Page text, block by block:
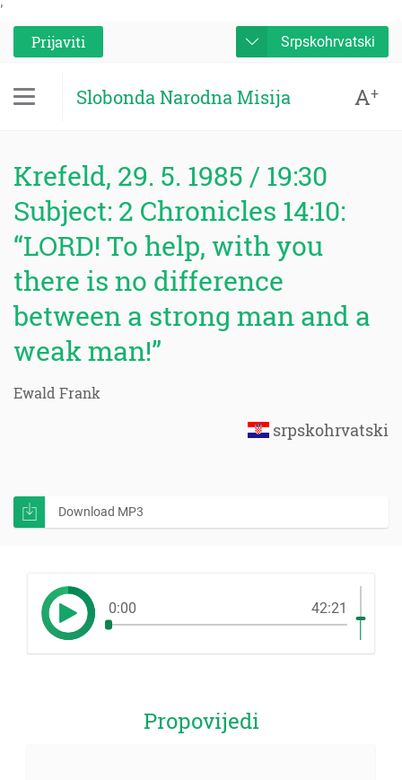
'
Prijaviti
Srpskohrvatski
Slobonda Narodna Misija A+
Krefeld, 29. 5. 1985 / 19:30
Subject: 2 Chronicles 14:10:
“LORD! To help, with you
there is no difference
between a strong man and a
weak man!”
Ewald Frank
srpskohrvatski
Download MP3
0:00 42:21
Propovijedi